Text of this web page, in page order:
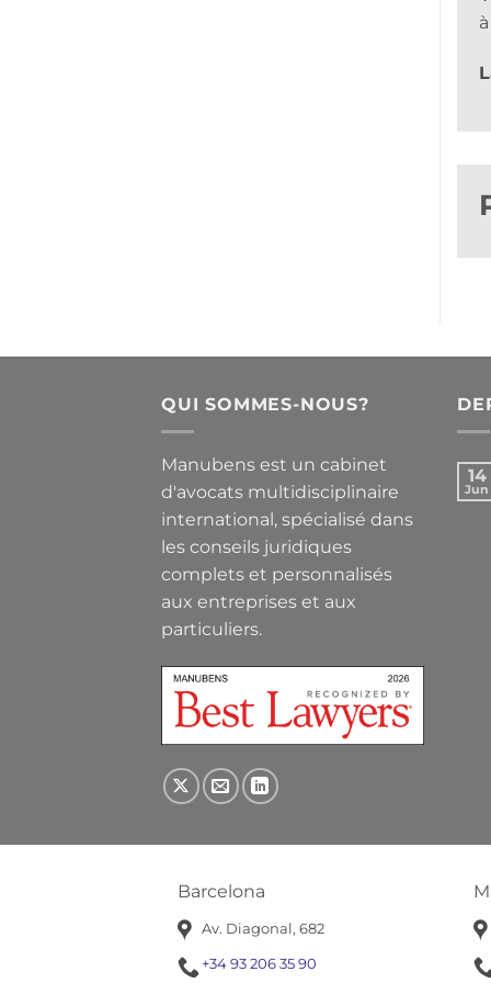
Barcelona
Av. Diagonal, 682
+34 93 206 35 90
QUI SOMMES-NOUS?
Manubens est un cabinet
d'avocats multidisciplinaire
international, spécialisé dans
les conseils juridiques
complets et personnalisés
aux entreprises et aux
particuliers.
14
Jun